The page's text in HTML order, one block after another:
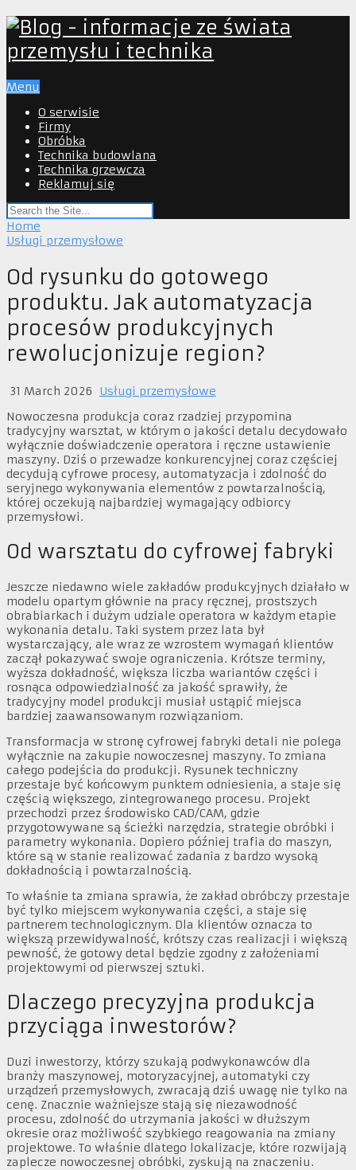
Menu
O serwisie
Firmy
Obróbka
Technika budowlana
Technika grzewcza
Reklamuj się
Home
Usługi przemysłowe
Od rysunku do gotowego
produktu. Jak automatyzacja
procesów produkcyjnych
rewolucjonizuje region?
31 March 2026
Usługi przemysłowe
Nowoczesna produkcja coraz rzadziej przypomina
tradycyjny warsztat, w którym o jakości detalu decydowało
wyłącznie doświadczenie operatora i ręczne ustawienie
maszyny. Dziś o przewadze konkurencyjnej coraz częściej
decydują cyfrowe procesy, automatyzacja i zdolność do
seryjnego wykonywania elementów z powtarzalnością,
której oczekują najbardziej wymagający odbiorcy
przemysłowi.
Od warsztatu do cyfrowej fabryki
Jeszcze niedawno wiele zakładów produkcyjnych działało w
modelu opartym głównie na pracy ręcznej, prostszych
obrabiarkach i dużym udziale operatora w każdym etapie
wykonania detalu. Taki system przez lata był
wystarczający, ale wraz ze wzrostem wymagań klientów
zaczął pokazywać swoje ograniczenia. Krótsze terminy,
wyższa dokładność, większa liczba wariantów części i
rosnąca odpowiedzialność za jakość sprawiły, że
tradycyjny model produkcji musiał ustąpić miejsca
bardziej zaawansowanym rozwiązaniom.
Transformacja w stronę cyfrowej fabryki detali nie polega
wyłącznie na zakupie nowoczesnej maszyny. To zmiana
całego podejścia do produkcji. Rysunek techniczny
przestaje być końcowym punktem odniesienia, a staje się
częścią większego, zintegrowanego procesu. Projekt
przechodzi przez środowisko CAD/CAM, gdzie
przygotowywane są ścieżki narzędzia, strategie obróbki i
parametry wykonania. Dopiero później trafia do maszyn,
które są w stanie realizować zadania z bardzo wysoką
dokładnością i powtarzalnością.
To właśnie ta zmiana sprawia, że zakład obróbczy przestaje
być tylko miejscem wykonywania części, a staje się
partnerem technologicznym. Dla klientów oznacza to
większą przewidywalność, krótszy czas realizacji i większą
pewność, że gotowy detal będzie zgodny z założeniami
projektowymi od pierwszej sztuki.
Dlaczego precyzyjna produkcja
przyciąga inwestorów?
Duzi inwestorzy, którzy szukają podwykonawców dla
branży maszynowej, motoryzacyjnej, automatyki czy
urządzeń przemysłowych, zwracają dziś uwagę nie tylko na
cenę. Znacznie ważniejsze stają się niezawodność
procesu, zdolność do utrzymania jakości w dłuższym
okresie oraz możliwość szybkiego reagowania na zmiany
projektowe. To właśnie dlatego lokalizacje, które rozwijają
zaplecze nowoczesnej obróbki, zyskują na znaczeniu.